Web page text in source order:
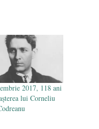
Bădica Corneliu
mai 2017
2017, 118 ani
lui Corneliu